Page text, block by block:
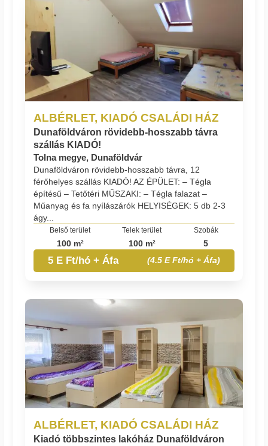
ALBÉRLET, KIADÓ CSALÁDI HÁZ
Dunaföldváron rövidebb-hosszabb távra
szállás KIADÓ!
Tolna megye, Dunaföldvár
Dunaföldváron rövidebb-hosszabb távra, 12
férőhelyes szállás KIADÓ! AZ ÉPÜLET: – Tégla
építésű – Tetőtéri MŰSZAKI: – Tégla falazat –
Műanyag és fa nyílászárók HELYISÉGEK: 5 db 2-3
ágy...
Belső terület
100 m²
Telek terület
100 m²
Szobák
5
5 E Ft/hó + Áfa (4.5 E Ft/hó + Áfa)
ALBÉRLET, KIADÓ CSALÁDI HÁZ
Kiadó többszintes lakóház Dunaföldváron